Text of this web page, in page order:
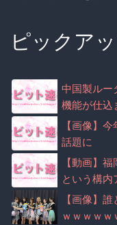
ピックア
中国製ルー
機能が仕込
【画像】
話題に
【動画】
という構
ww
【画像】
ｗｗｗｗｗ